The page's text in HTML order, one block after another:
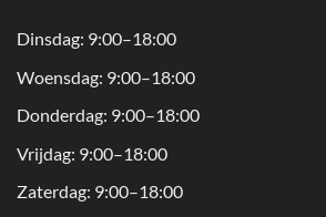
Dinsdag: 9:00–18:00
Woensdag: 9:00–18:00
Donderdag: 9:00–18:00
Vrijdag: 9:00–18:00
Zaterdag: 9:00–18:00